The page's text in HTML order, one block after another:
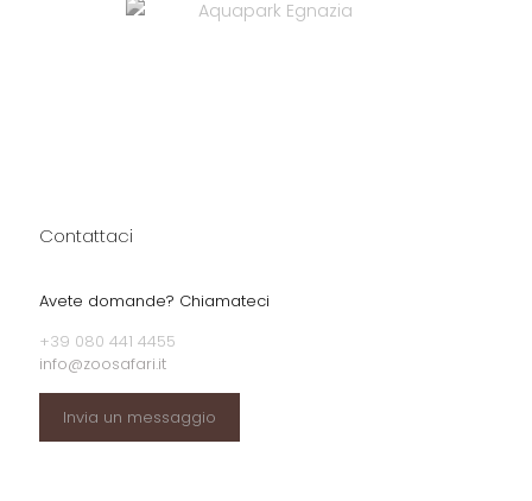
Contattaci
Avete domande? Chiamateci
+39 080 441 4455
info@zoosafari.it
Invia un messaggio